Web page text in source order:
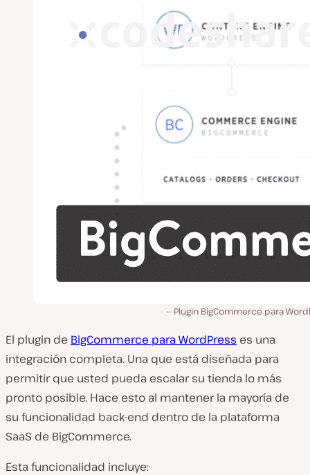
Plugin BigCommerce para
El plugin de BigCommerce para WordPress es una
integración completa. Una que está diseñada para
permitir que usted pueda escalar su tienda lo más
pronto posible. Hace esto al mantener la mayoría de
su funcionalidad back-end dentro de la plataforma
SaaS de BigCommerce.
Esta funcionalidad incluye: